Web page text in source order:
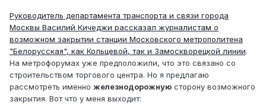
Руководитель департамента транспорта и связи города
Москвы Василий Кичеджи рассказал журналистам о
возможном закрытии станции Московского метрополитена
"Белорусская", как Кольцевой, так и Замоскворецкой линии.
На метрофорумах уже предположили, что это связано со
строительством торгового центра. Но я предлагаю
рассмотреть именно железнодорожную сторону возможного
закрытия. Вот что у меня выходит: